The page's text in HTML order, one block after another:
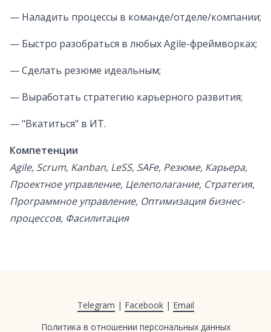
— Наладить процессы в команде/отделе/компании;
— Быстро разобраться в любых Agile-фреймворках;
— Сделать резюме идеальным;
— Выработать стратегию карьерного развития;
— "Вкатиться" в ИТ.
Компетенции
Agile, Scrum, Kanban, LeSS, SAFe, Резюме, Карьера,
Проектное управление, Целеполагание, Стратегия,
Программное управление, Оптимизация бизнес-
процессов, Фасилитация
Telegram | Facebook| Email
Политика в отношении персональных данных